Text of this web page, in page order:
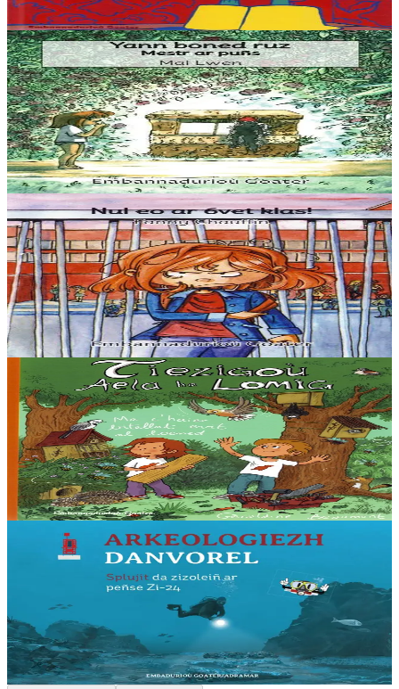
En stock15,00 €
3 ans et plus
Goater
Yann boned ruz, Mestr ar puñs
L’histoire (vraie…) d’un petit bonhomme moitié grenouille qui sort
du puits quand les enfants traînent la nuit… Une histoire facile à lire
pour les jeunes...
En stock5,60 €
3 ans et plus
Goater
Nul eo ar 6vet klas !
La sixième c’est nul, on doit être comme tout le monde. Alors quand
on n’en a rien à faire de son image, on se réfugie ailleurs… Une
histoire facile à lire...
En stock 5,60 €
Goater
Les maisonnettes d’Aela et Lomig
Ce livre est un cahier de bricolage sous la forme d’un cahier
d’écolier, pour fabriquer des abris pour les insectes, les oiseaux et les
petits mammifères en bois....
En stock12,00 €
Archéologie sous-marine
Zi 24 ? Que cache ce nom de code étrange ? Zi 24 signifie Zone
Interdite 24, c’est le nom d’une balise située dans le fleuve Rance à
proximité de Saint-Malo....
En stock10,00 €